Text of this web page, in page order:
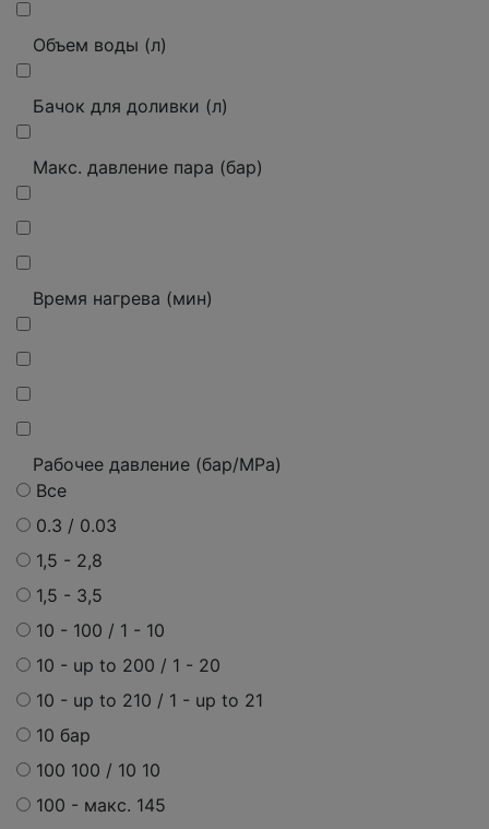
Объем воды (л)
Бачок для доливки (л)
Макс. давление пара (бар)
Время нагрева (мин)
Рабочее давление (бар/MPa)
Все
0.3 / 0.03
1,5 - 2,8
1,5 - 3,5
10 - 100 / 1 - 10
10 - up to 200 / 1 - 20
10 - up to 210 / 1 - up to 21
10 бар
100 100 / 10 10
100 - макс. 145